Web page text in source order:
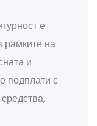
е
рамките на
и
подплати с